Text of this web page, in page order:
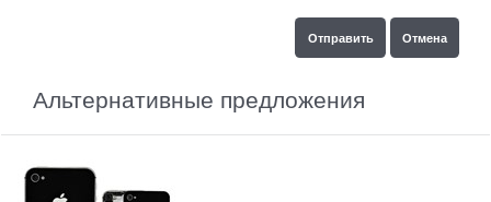
Альтернативные предложения